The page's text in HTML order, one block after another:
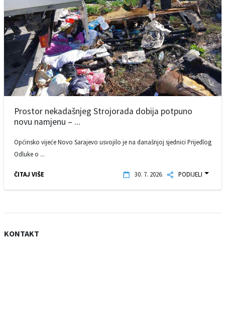
Prostor nekadašnjeg Strojorada dobija potpuno
novu namjenu – ...
Općinsko vijeće Novo Sarajevo usvojilo je na današnjoj sjednici Prijedlog
Odluke o ...
ČITAJ VIŠE 30. 7. 2026. PODIJELI
KONTAKT